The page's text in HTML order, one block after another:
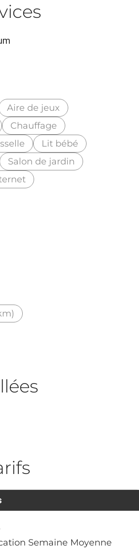
Aire de jeux
Chauffage
Lit bébé
Salon de jardin
Semaine Moyenne